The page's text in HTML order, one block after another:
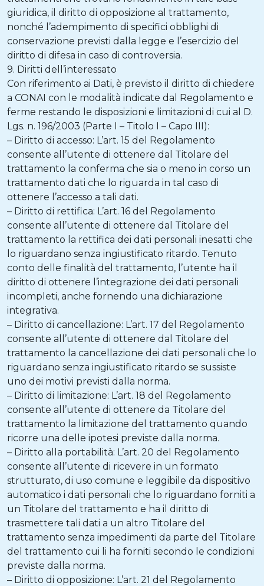
giuridica, il diritto di opposizione al trattamento,
nonché l’adempimento di specifici obblighi di
conservazione previsti dalla legge e l’esercizio del
diritto di difesa in caso di controversia.
9. Diritti dell’interessato
Con riferimento ai Dati, è previsto il diritto di chiedere
a CONAI con le modalità indicate dal Regolamento e
ferme restando le disposizioni e limitazioni di cui al D.
Lgs. n. 196/2003 (Parte I – Titolo I – Capo III):
– Diritto di accesso: L’art. 15 del Regolamento
consente all’utente di ottenere dal Titolare del
trattamento la conferma che sia o meno in corso un
trattamento dati che lo riguarda in tal caso di
ottenere l’accesso a tali dati.
– Diritto di rettifica: L’art. 16 del Regolamento
consente all’utente di ottenere dal Titolare del
trattamento la rettifica dei dati personali inesatti che
lo riguardano senza ingiustificato ritardo. Tenuto
conto delle finalità del trattamento, l’utente ha il
diritto di ottenere l’integrazione dei dati personali
incompleti, anche fornendo una dichiarazione
integrativa.
– Diritto di cancellazione: L’art. 17 del Regolamento
consente all’utente di ottenere dal Titolare del
trattamento la cancellazione dei dati personali che lo
riguardano senza ingiustificato ritardo se sussiste
uno dei motivi previsti dalla norma.
– Diritto di limitazione: L’art. 18 del Regolamento
consente all’utente di ottenere da Titolare del
trattamento la limitazione del trattamento quando
ricorre una delle ipotesi previste dalla norma.
– Diritto alla portabilità: L’art. 20 del Regolamento
consente all’utente di ricevere in un formato
strutturato, di uso comune e leggibile da dispositivo
automatico i dati personali che lo riguardano forniti a
un Titolare del trattamento e ha il diritto di
trasmettere tali dati a un altro Titolare del
trattamento senza impedimenti da parte del Titolare
del trattamento cui li ha forniti secondo le condizioni
previste dalla norma.
– Diritto di opposizione: L’art. 21 del Regolamento